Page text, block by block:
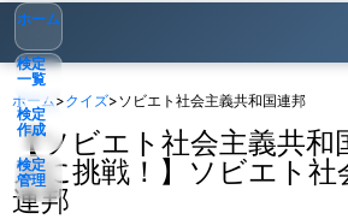
ホーム
検定
一覧
検定
作成
検定
管理
ホーム>クイズ>ソビエト社会主義共和国連邦
【ソビエト社会主義共和
ズに挑戦！】ソビエト社
連邦